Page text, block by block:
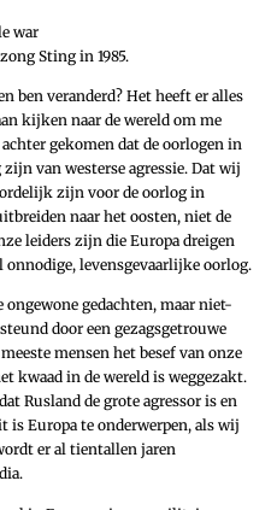
war
Sting in 1985.
ben veranderd? Het heeft er alles
kijken naar de wereld om me
gekomen dat de oorlogen in
van westerse agressie. Dat wij
zijn voor de oorlog in
naar het oosten, niet de
leiders zijn die Europa dreigen
onnodige, levensgevaarlijke oorlog.
gedachten, maar niet-
door een gezagsgetrouwe
mensen het besef van onze
kwaad in de wereld is weggezakt.
Rusland de grote agressor is en
is Europa te onderwerpen, als wij
er al tientallen jaren